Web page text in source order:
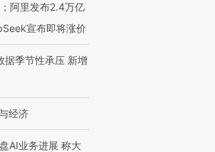
阿里发布2.4万亿
宣布即将涨价
据季节性承压 新增
经济
AI业务进展 称大